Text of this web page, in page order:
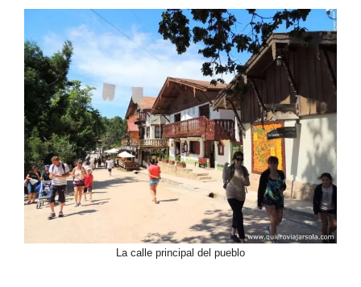
La calle principal del pueblo